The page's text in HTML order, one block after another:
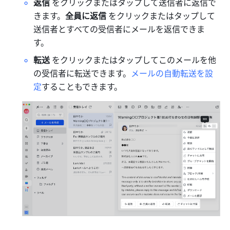
きます。全員に返信 をクリックまたはタップして
送信者とすべての受信者にメールを返信できま
す。
転送 をクリックまたはタップしてこのメールを他
の受信者に転送できます。 メールの自動転送を設
定することもできます。